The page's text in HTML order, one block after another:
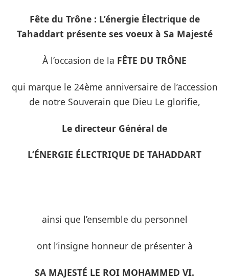
Fête du Trône : L’énergie Électrique de
Tahaddart présente ses voeux à Sa Majesté
À l’occasion de la FÊTE DU TRÔNE
qui marque le 24ème anniversaire de l’accession
de notre Souverain que Dieu Le glorifie,
Le directeur Général de
L’ÉNERGIE ÉLECTRIQUE DE TAHADDART
ainsi que l’ensemble du personnel
ont l’insigne honneur de présenter à
SA MAJESTÉ LE ROI MOHAMMED VI.